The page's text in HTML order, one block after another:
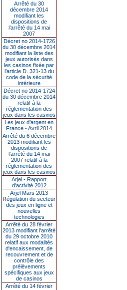
Arrêté du 30
décembre 2014
modifiant les
dispositions de
l’arrêté du 14 mai
2007
Décret no 2014-1726
du 30 décembre 2014
modifiant la liste des
jeux autorisés dans
les casinos fixée par
l’article D. 321-13 du
code de la sécurité
intérieure
Décret no 2014-1724
du 30 décembre 2014
relatif à la
réglementation des
jeux dans les casinos
Les jeux d’argent en
France - Avril 2014
Arrêté du 6 décembre
2013 modifiant les
dispositions de
l’arrêté du 14 mai
2007 relatif à la
réglementation des
jeux dans les casinos
Arjel - Rapport
d'activité 2012
Arjel Mars 2013
Régulation du secteur
des jeux en ligne et
nouvelles
technologies
Arrêté du 28 février
2013 modifiant l'arrêté
du 29 octobre 2010
relatif aux modalités
d'encaissement, de
recouvrement et de
contrôle des
prélèvements
spécifiques aux jeux
de casinos
Arrêté du 14 février